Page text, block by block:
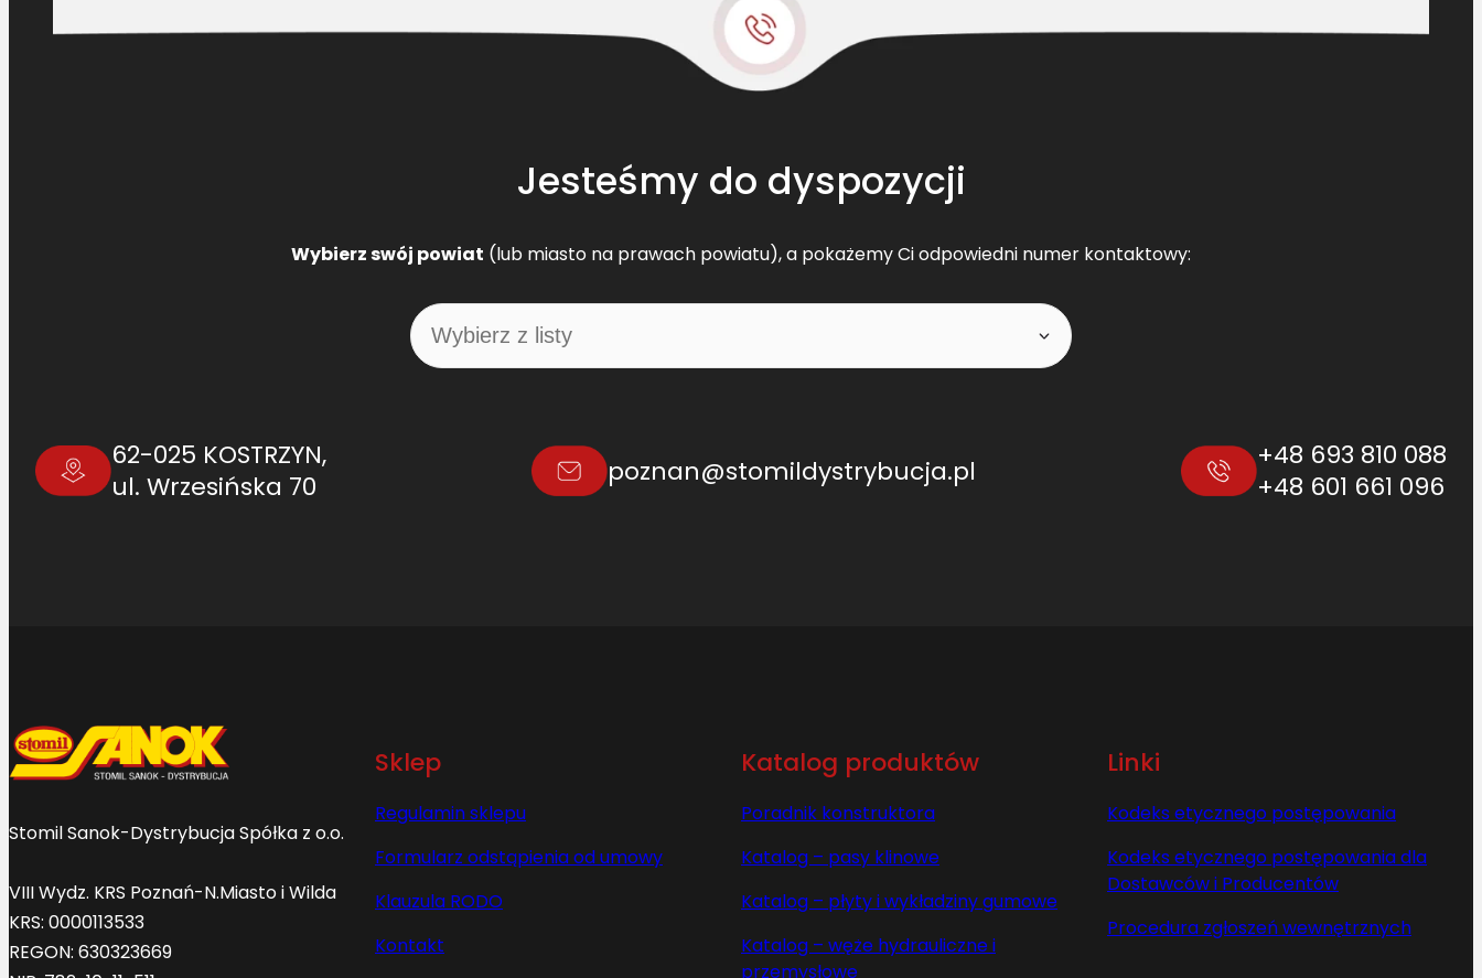
P
7
L
)
Jesteśmy do dyspozycji
Wybierz swój powiat (lub miasto na prawach powiatu), a pokażemy Ci odpowiedni numer kontaktowy:
62-025 KOSTRZYN,
ul. Wrzesińska 70
poznan@stomildystrybucja.pl
+48 693 810 088
+48 601 661 096
Stomil Sanok-Dystrybucja Spółka z o.o.
VIII Wydz. KRS Poznań-N.Miasto i Wilda
KRS: 0000113533
REGON: 630323669
Sklep
Regulamin sklepu
Formularz odstąpienia od umowy
Klauzula RODO
Kontakt
Katalog produktów
Poradnik konstruktora
Katalog – pasy klinowe
Katalog – płyty i wykładziny gumowe
Katalog – węże hydrauliczne i
przemysłowe
Linki
Kodeks etycznego postępowania
Kodeks etycznego postępowania dla
Dostawców i Producentów
Procedura zgłoszeń wewnętrznych